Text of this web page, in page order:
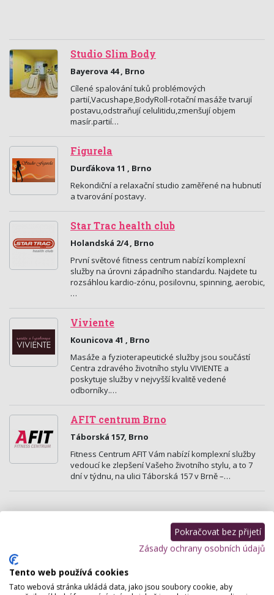
Studio Slim Body
Bayerova 44 , Brno
Cílené spalování tuků problémových
partií,Vacushape,BodyRoll-rotační masáže tvarují
postavu,odstraňují celulitidu,zmenšují objem
masír.partií…
Figurela
Durďákova 11 , Brno
Rekondiční a relaxační studio zaměřené na hubnutí
a tvarování postavy.
Star Trac health club
Holandská 2/4 , Brno
První světové fitness centrum nabízí komplexní
služby na úrovni západního standardu. Najdete tu
rozsáhlou kardio-zónu, posilovnu, spinning, aerobic,
…
Viviente
Kounicova 41 , Brno
Masáže a fyzioterapeutické služby jsou součástí
Centra zdravého životního stylu VIVIENTE a
poskytuje služby v nejvyšší kvalitě vedené
odborníky.…
AFIT centrum Brno
Táborská 157, Brno
Fitness Centrum AFIT Vám nabízí komplexní služby
vedoucí ke zlepšení Vašeho životního stylu, a to 7
dní v týdnu, na ulici Táborská 157 v Brně –…
Pokračovat bez přijetí
Zásady ochrany osobních údajů
Tento web používá cookies
Tato webová stránka ukládá data, jako jsou soubory cookie, aby